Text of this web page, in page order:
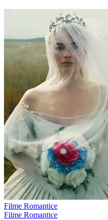
Filme Romantice
Filme Romantice